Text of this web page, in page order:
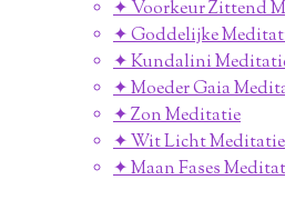
✦ Voorkeur Zittend
✦ Goddelijke
✦ Kundalini
✦ Moeder Gaia
✦ Zon Meditatie
✦ Wit Licht Meditatie
✦ Maan Fases